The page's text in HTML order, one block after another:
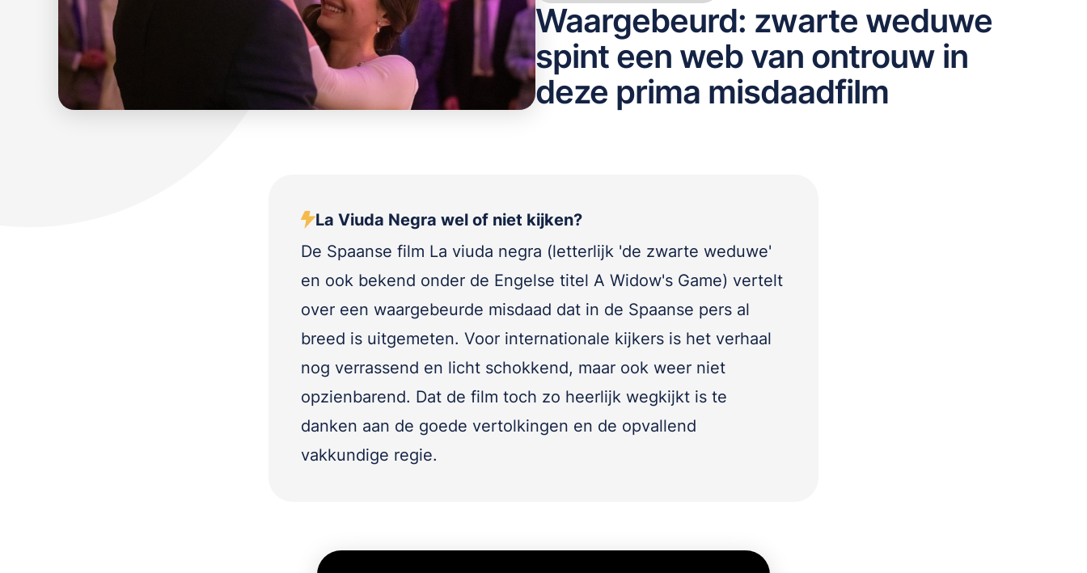
Waargebeurd: zwarte weduwe
spint een web van ontrouw in
deze prima misdaadfilm
La Viuda Negra wel of niet kijken?
De Spaanse film La viuda negra (letterlijk 'de zwarte weduwe'
en ook bekend onder de Engelse titel A Widow's Game) vertelt
over een waargebeurde misdaad dat in de Spaanse pers al
breed is uitgemeten. Voor internationale kijkers is het verhaal
nog verrassend en licht schokkend, maar ook weer niet
opzienbarend. Dat de film toch zo heerlijk wegkijkt is te
danken aan de goede vertolkingen en de opvallend
vakkundige regie.